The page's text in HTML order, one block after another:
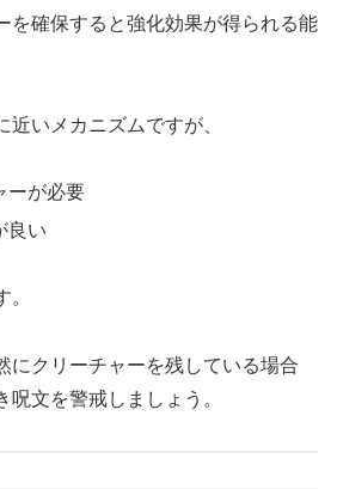
を確保すると強化効果が得られる能
いメカニズムですが、
ーが必要
良い
にクリーチャーを残している場合
呪文を警戒しましょう。